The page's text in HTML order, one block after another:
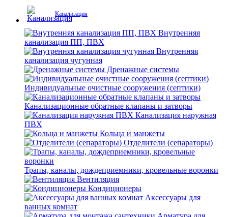
Канализация
Внутренняя
канализация ПП, ПВХ
Внутренняя
канализация чугунная
Дренажные системы
Индивидуальные очистные сооружения (септики)
Канализационные обратные клапаны и затворы
Канализация наружная
ПВХ
Кольца и манжеты
Отделители (сепараторы)
Трапы, каналы, дождеприемники, кровельные воронки
Вентиляция
Кондиционеры
Аксессуары для
ванных комнат